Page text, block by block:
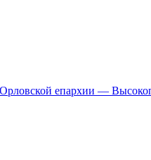
Орловской епархии —